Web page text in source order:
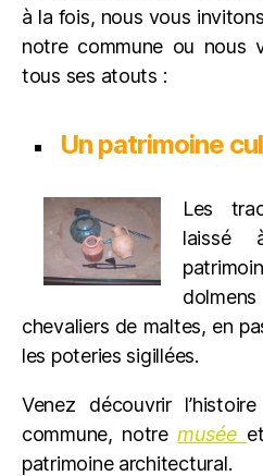
à la fois, nous vous
notre commune ou nous
tous ses atouts :
Un patrimoine
Les
laissé
chevaliers de maltes, en
les poteries sigillées.
Venez découvrir
commune, notremusée
patrimoine architectural.